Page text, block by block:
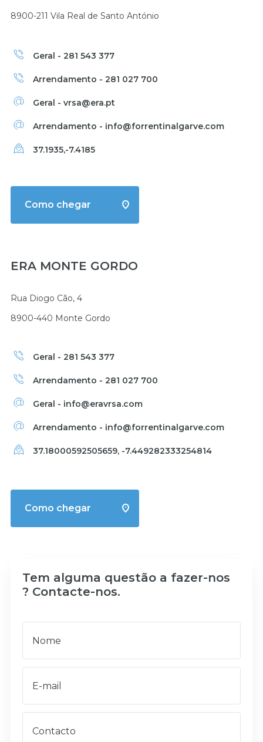
8900-211 Vila Real de Santo António
Geral - 281 543 377
Arrendamento - 281 027 700
Geral - vrsa@era.pt
Arrendamento - info@forrentinalgarve.com
37.1935,-7.4185
Como chegar
ERA MONTE GORDO
Rua Diogo Cão, 4
8900-440 Monte Gordo
Geral - 281 543 377
Arrendamento - 281 027 700
Geral - info@eravrsa.com
Arrendamento - info@forrentinalgarve.com
37.18000592505659, -7.449282333254814
Como chegar
Tem alguma questão a fazer-nos
? Contacte-nos.